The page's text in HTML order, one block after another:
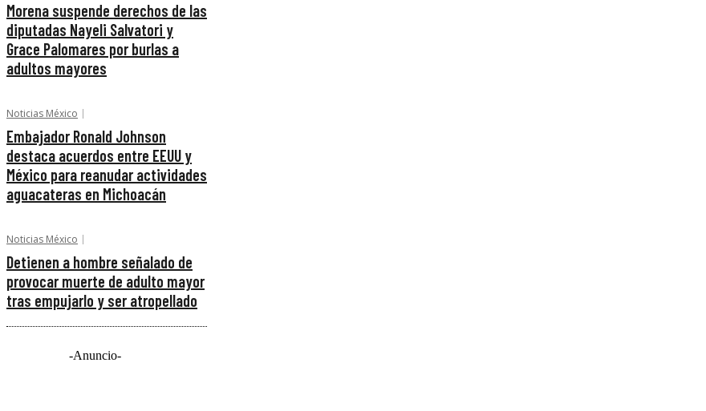
Morena suspende derechos de las
diputadas Nayeli Salvatori y
Grace Palomares por burlas a
adultos mayores
Noticias México
Embajador Ronald Johnson
destaca acuerdos entre EEUU y
México para reanudar actividades
aguacateras en Michoacán
Noticias México
Detienen a hombre señalado de
provocar muerte de adulto mayor
tras empujarlo y ser atropellado
-Anuncio-